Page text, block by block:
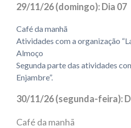
29/11/26 (domingo): Dia 07
Café da manhã
Atividades com a organização
Almoço
Segunda parte das atividades
Enjambre”.
30/11/26 (segunda-feira):
Café da manhã